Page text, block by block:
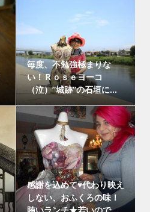
毎度、不勉強極まりな
い！Ｒｏｓｅヨーコ
（泣）”城跡”の石垣に...
感謝を込めて♥代わり映え
しない、おふくろの味！